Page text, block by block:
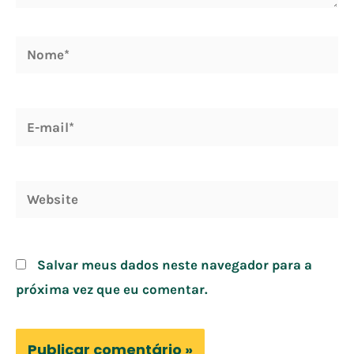
Nome*
Website
Salvar meus dados neste navegador para a
próxima vez que eu comentar.